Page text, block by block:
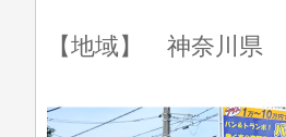
【地域】 神奈川県